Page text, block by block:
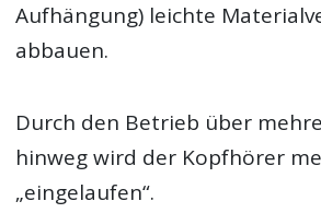
Aufhängung) leichte
abbauen.
Durch den Betrieb über
hinweg wird der Kopfhörer
„eingelaufen“.